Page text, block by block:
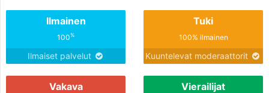
Ilmainen
100%
Ilmaiset palvelut
Tuki
100% ilmainen
Kuuntelevat moderaattorit
Vakava Vierailijat